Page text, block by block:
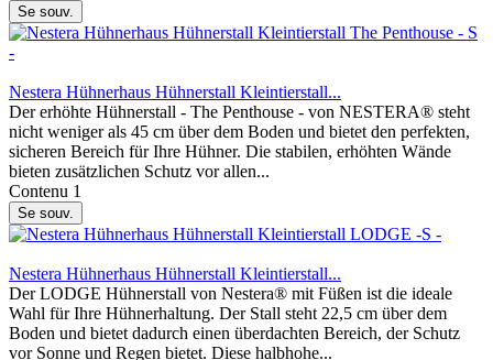
Se souv.
Nestera Hühnerhaus Hühnerstall Kleintierstall...
Der erhöhte Hühnerstall - The Penthouse - von NESTERA® steht
nicht weniger als 45 cm über dem Boden und bietet den perfekten,
sicheren Bereich für Ihre Hühner. Die stabilen, erhöhten Wände
bieten zusätzlichen Schutz vor allen...
Contenu 1
Se souv.
Nestera Hühnerhaus Hühnerstall Kleintierstall...
Der LODGE Hühnerstall von Nestera® mit Füßen ist die ideale
Wahl für Ihre Hühnerhaltung. Der Stall steht 22,5 cm über dem
Boden und bietet dadurch einen überdachten Bereich, der Schutz
vor Sonne und Regen bietet. Diese halbhohe...